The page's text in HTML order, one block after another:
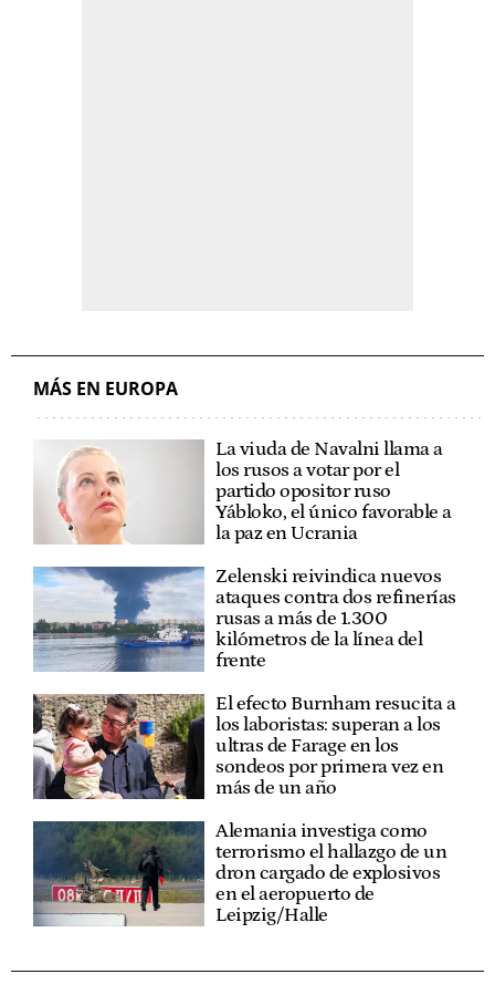
MÁS EN EUROPA
La viuda de Navalni llama a
los rusos a votar por el
partido opositor ruso
Yábloko, el único favorable a
la paz en Ucrania
Zelenski reivindica nuevos
ataques contra dos refinerías
rusas a más de 1.300
kilómetros de la línea del
frente
El efecto Burnham resucita a
los laboristas: superan a los
ultras de Farage en los
sondeos por primera vez en
más de un año
Alemania investiga como
terrorismo el hallazgo de un
dron cargado de explosivos
en el aeropuerto de
Leipzig/Halle